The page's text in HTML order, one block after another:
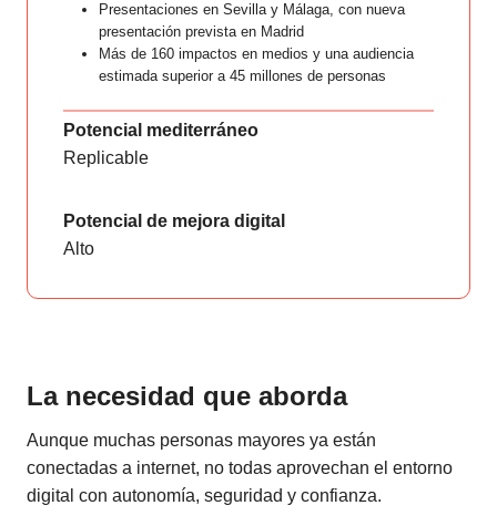
Presentaciones en Sevilla y Málaga, con nueva
presentación prevista en Madrid
Más de 160 impactos en medios y una audiencia
estimada superior a 45 millones de personas
Potencial mediterráneo
Replicable
Potencial de mejora digital
Alto
La necesidad que aborda
Aunque muchas personas mayores ya están
conectadas a internet, no todas aprovechan el entorno
digital con autonomía, seguridad y confianza.